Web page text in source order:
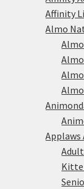
Affinity
Almo
Applaws
Adult